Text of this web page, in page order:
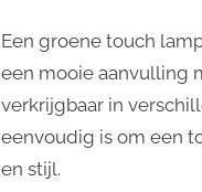
Een groene touch
een mooie aanvulling
verkrijgbaar in
eenvoudig is om een
en stijl.